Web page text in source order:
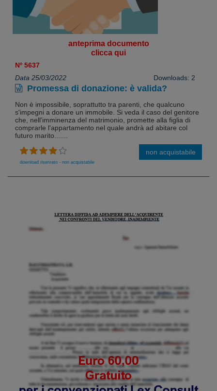
anteprima documento
clicca qui
Nº 5637
Data 25/03/2022
Downloads: 2
Promessa di donazione: è valida?
Non è impossibile, soprattutto tra parenti, che qualcuno
s'impegni a donare un immobile. Si veda il caso del genitore
che, nell'imminenza del matrimonio, promette alla figlia di
comprarle l'appartamento nel quale andrà ad abitare col
futuro marito.......
download riservato - non acquistabile
non acquistabile